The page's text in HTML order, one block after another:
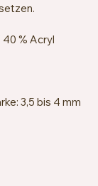
% Acryl
3,5 bis 4 mm
30 °C